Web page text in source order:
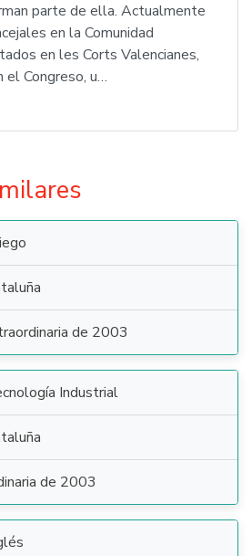
parte de ella. Actualmente
en la Comunidad
en les Corts Valencianes,
el Congreso, u…
de 2003
Industrial
de 2003